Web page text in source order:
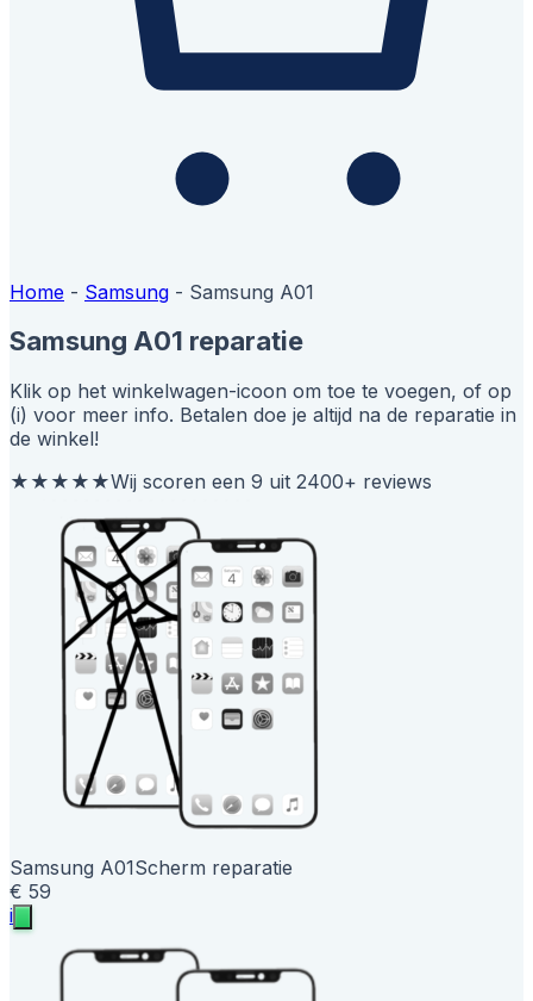
Home - Samsung - Samsung A01
Samsung A01 reparatie
Klik op het winkelwagen-icoon om toe te voegen, of op
(i) voor meer info. Betalen doe je altijd na de reparatie in
de winkel!
★★★★★Wij scoren een 9 uit 2400+ reviews
Samsung A01Scherm reparatie
€ 59
i